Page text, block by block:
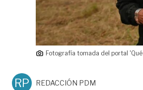
Fotografía tomada del portal
RP REDACCIÓN PDM